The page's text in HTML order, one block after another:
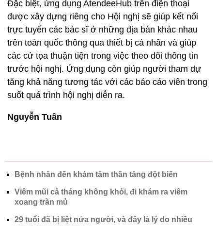
Đặc biệt, ứng dụng AtendeeHub trên điện thoại
được xây dựng riêng cho Hội nghị sẽ giúp kết nối
trực tuyến các bác sĩ ở những địa bàn khác nhau
trên toàn quốc thông qua thiết bị cá nhân và giúp
các cử tọa thuận tiện trong việc theo dõi thông tin
trước hội nghị. Ứng dụng còn giúp người tham dự
tăng khả năng tương tác với các báo cáo viên trong
suốt quá trình hội nghị diễn ra.
Nguyễn Tuân
Bệnh nhân đến khám tâm thần tăng đột biến
Viêm mũi cả tháng không khỏi, đi khám ra viêm
xoang tràn mủ
29 tuổi đã bị liệt nửa người, và đây là lý do nhiều